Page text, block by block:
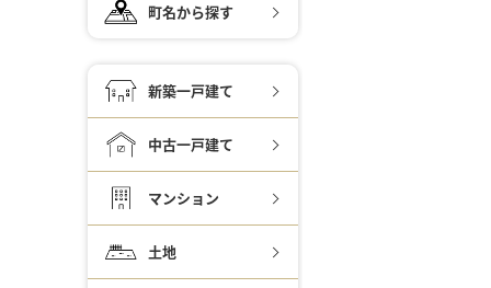
町名から探す
新築一戸建て
中古一戸建て
マンション
土地